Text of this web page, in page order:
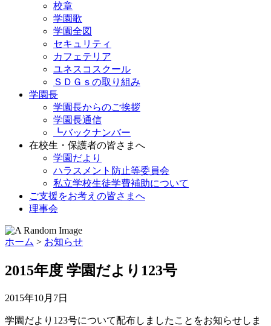
校章
学園歌
学園全図
セキュリティ
カフェテリア
ユネスコスクール
ＳＤＧｓの取り組み
学園長
学園長からのご挨拶
学園長通信
┗バックナンバー
在校生・保護者の皆さまへ
学園だより
ハラスメント防止等委員会
私立学校生徒学費補助について
ご支援をお考えの皆さまへ
理事会
ホーム > お知らせ
2015年度 学園だより123号
2015年10月7日
学園だより123号について配布しましたことをお知らせしま